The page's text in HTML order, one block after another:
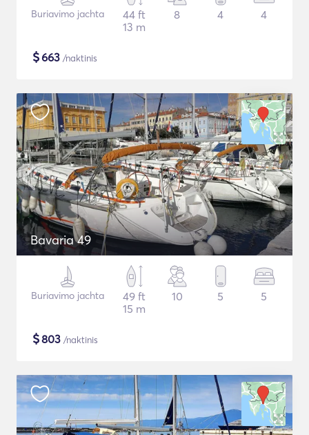
Buriavimo jachta
44 ft
13 m
8 4 4
$663 /naktinis
Bavaria 49
Buriavimo jachta
49 ft
15 m
10 5 5
$803 /naktinis